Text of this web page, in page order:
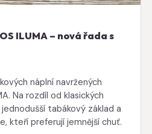
ILUMA – nová řada s
náplní navržených
Na rozdíl od klasických
jednodušší tabákový základ a
kteří preferují jemnější chuť.